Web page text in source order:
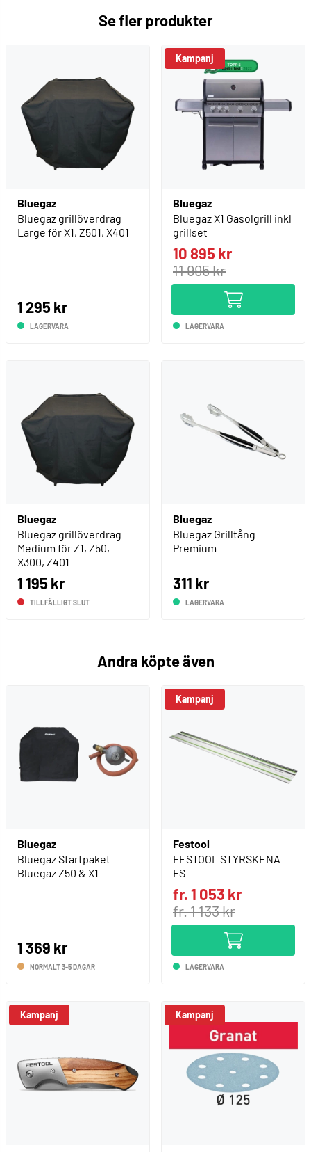
Se fler produkter
Bluegaz
Bluegaz grillöverdrag
Large för X1, Z501, X401
1 295 kr
LAGERVARA
Kampanj
Bluegaz
Bluegaz X1 Gasolgrill inkl
grillset
10 895 kr
11 995 kr
LAGERVARA
Bluegaz
Bluegaz grillöverdrag
Medium för Z1, Z50,
X300, Z401
1 195 kr
TILLFÄLLIGT SLUT
Bluegaz
Bluegaz Grilltång
Premium
311 kr
LAGERVARA
Andra köpte även
Bluegaz
Bluegaz Startpaket
Bluegaz Z50 & X1
1 369 kr
NORMALT 3-5 DAGAR
Kampanj
Festool
FESTOOL STYRSKENA
FS
fr. 1 053 kr
fr. 1 133 kr
LAGERVARA
Kampanj Kampanj